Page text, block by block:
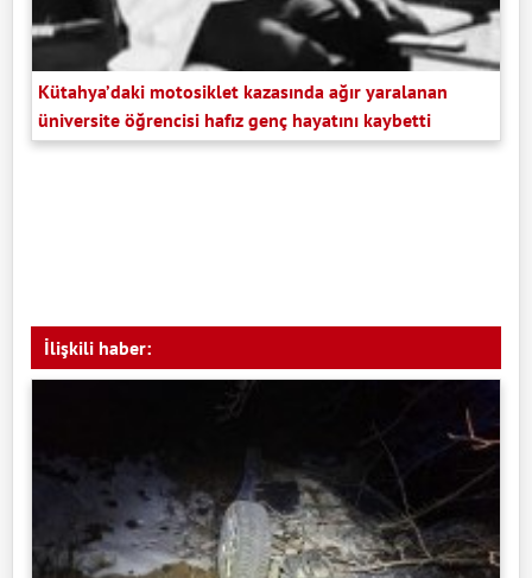
Kütahya’daki motosiklet kazasında ağır yaralanan
üniversite öğrencisi hafız genç hayatını kaybetti
İlişkili haber: